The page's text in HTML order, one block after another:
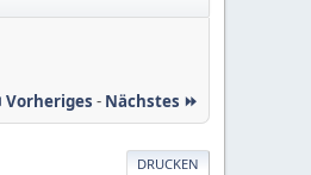
Vorheriges - Nächstes ⏩
DRUCKEN